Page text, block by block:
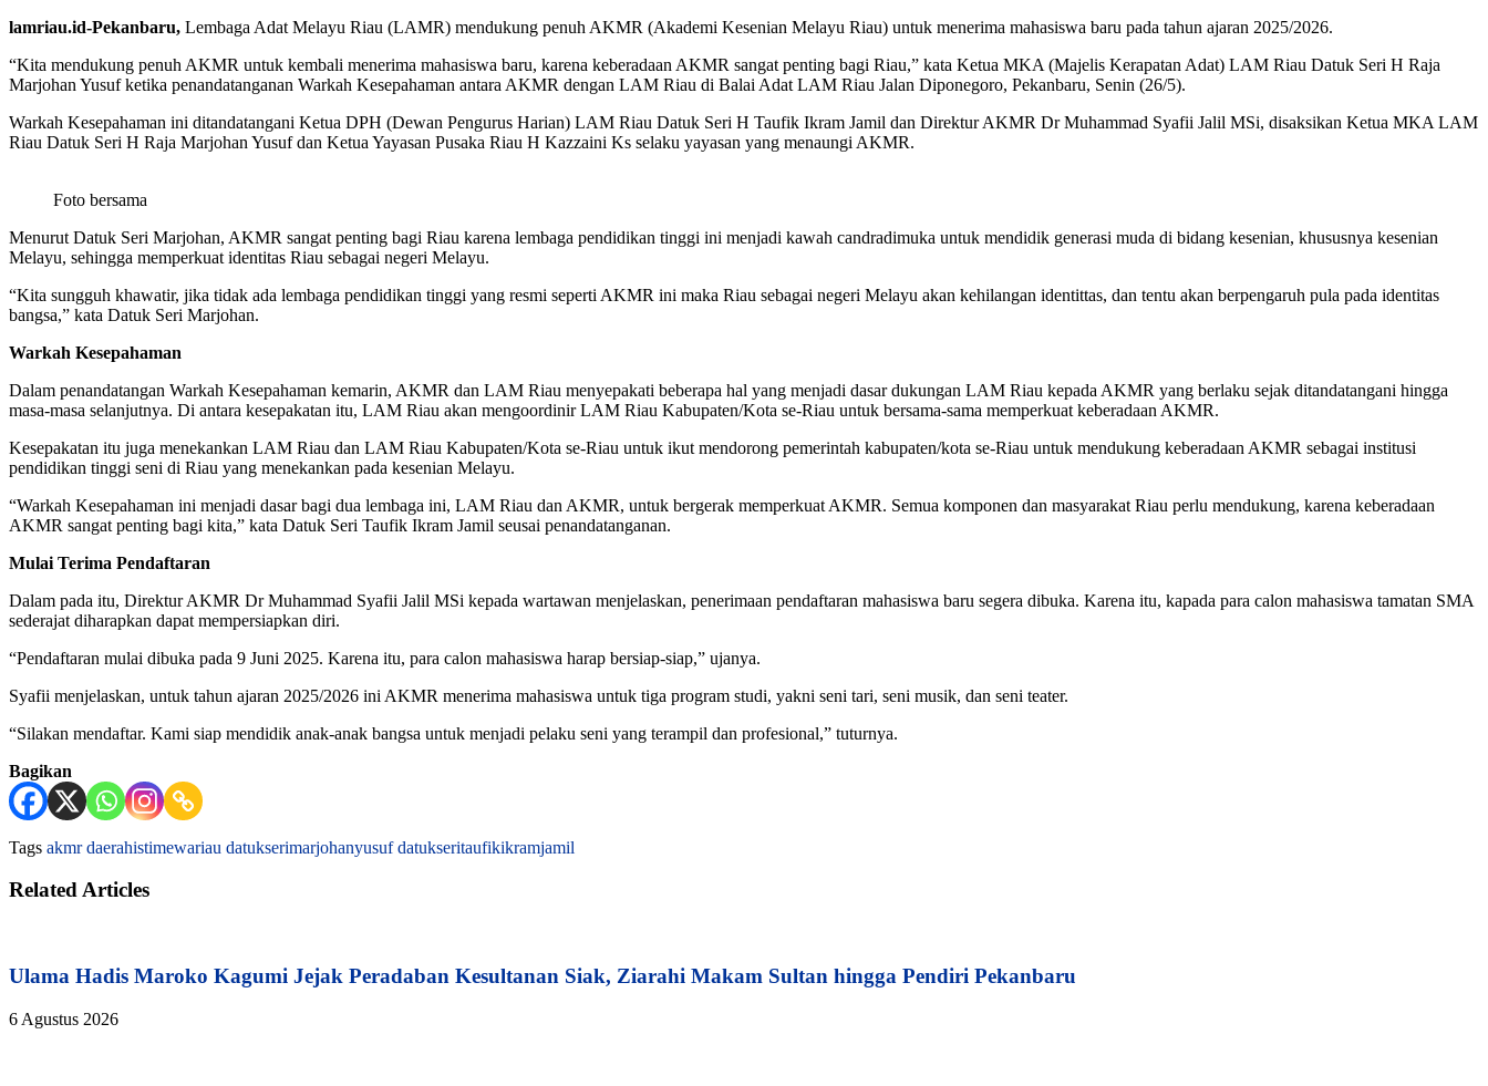
lamriau.id-Pekanbaru, Lembaga Adat Melayu Riau (LAMR) mendukung penuh AKMR (Akademi Kesenian Melayu Riau) untuk menerima mahasiswa baru pada tahun ajaran 2025/2026.
“Kita mendukung penuh AKMR untuk kembali menerima mahasiswa baru, karena keberadaan AKMR sangat penting bagi Riau,” kata Ketua MKA (Majelis Kerapatan Adat) LAM Riau Datuk Seri H Raja
Marjohan Yusuf ketika penandatanganan Warkah Kesepahaman antara AKMR dengan LAM Riau di Balai Adat LAM Riau Jalan Diponegoro, Pekanbaru, Senin (26/5).
Warkah Kesepahaman ini ditandatangani Ketua DPH (Dewan Pengurus Harian) LAM Riau Datuk Seri H Taufik Ikram Jamil dan Direktur AKMR Dr Muhammad Syafii Jalil MSi, disaksikan Ketua MKA LAM
Riau Datuk Seri H Raja Marjohan Yusuf dan Ketua Yayasan Pusaka Riau H Kazzaini Ks selaku yayasan yang menaungi AKMR.
Foto bersama
Menurut Datuk Seri Marjohan, AKMR sangat penting bagi Riau karena lembaga pendidikan tinggi ini menjadi kawah candradimuka untuk mendidik generasi muda di bidang kesenian, khususnya kesenian
Melayu, sehingga memperkuat identitas Riau sebagai negeri Melayu.
“Kita sungguh khawatir, jika tidak ada lembaga pendidikan tinggi yang resmi seperti AKMR ini maka Riau sebagai negeri Melayu akan kehilangan identittas, dan tentu akan berpengaruh pula pada identitas
bangsa,” kata Datuk Seri Marjohan.
Warkah Kesepahaman
Dalam penandatangan Warkah Kesepahaman kemarin, AKMR dan LAM Riau menyepakati beberapa hal yang menjadi dasar dukungan LAM Riau kepada AKMR yang berlaku sejak ditandatangani hingga
masa-masa selanjutnya. Di antara kesepakatan itu, LAM Riau akan mengoordinir LAM Riau Kabupaten/Kota se-Riau untuk bersama-sama memperkuat keberadaan AKMR.
Kesepakatan itu juga menekankan LAM Riau dan LAM Riau Kabupaten/Kota se-Riau untuk ikut mendorong pemerintah kabupaten/kota se-Riau untuk mendukung keberadaan AKMR sebagai institusi
pendidikan tinggi seni di Riau yang menekankan pada kesenian Melayu.
“Warkah Kesepahaman ini menjadi dasar bagi dua lembaga ini, LAM Riau dan AKMR, untuk bergerak memperkuat AKMR. Semua komponen dan masyarakat Riau perlu mendukung, karena keberadaan
AKMR sangat penting bagi kita,” kata Datuk Seri Taufik Ikram Jamil seusai penandatanganan.
Mulai Terima Pendaftaran
Dalam pada itu, Direktur AKMR Dr Muhammad Syafii Jalil MSi kepada wartawan menjelaskan, penerimaan pendaftaran mahasiswa baru segera dibuka. Karena itu, kapada para calon mahasiswa tamatan SMA
sederajat diharapkan dapat mempersiapkan diri.
“Pendaftaran mulai dibuka pada 9 Juni 2025. Karena itu, para calon mahasiswa harap bersiap-siap,” ujanya.
Syafii menjelaskan, untuk tahun ajaran 2025/2026 ini AKMR menerima mahasiswa untuk tiga program studi, yakni seni tari, seni musik, dan seni teater.
“Silakan mendaftar. Kami siap mendidik anak-anak bangsa untuk menjadi pelaku seni yang terampil dan profesional,” tuturnya.
Bagikan
Tags akmr daerahistimewariau datukserimarjohanyusuf datukseritaufikikramjamil
Related Articles
Ulama Hadis Maroko Kagumi Jejak Peradaban Kesultanan Siak, Ziarahi Makam Sultan hingga Pendiri Pekanbaru
6 Agustus 2026